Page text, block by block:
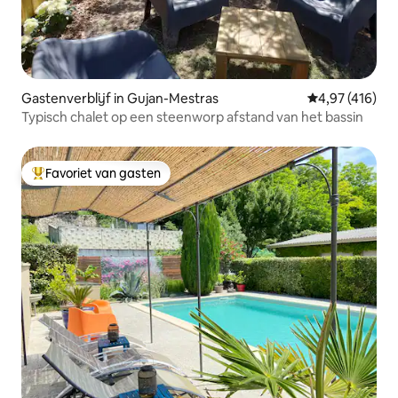
Gastenverblijf in Gujan-Mestras Gemiddelde
4,97 (416)
Typisch chalet op een steenworp afstand van het bassin
Topfavoriet van gasten
Favoriet van gasten